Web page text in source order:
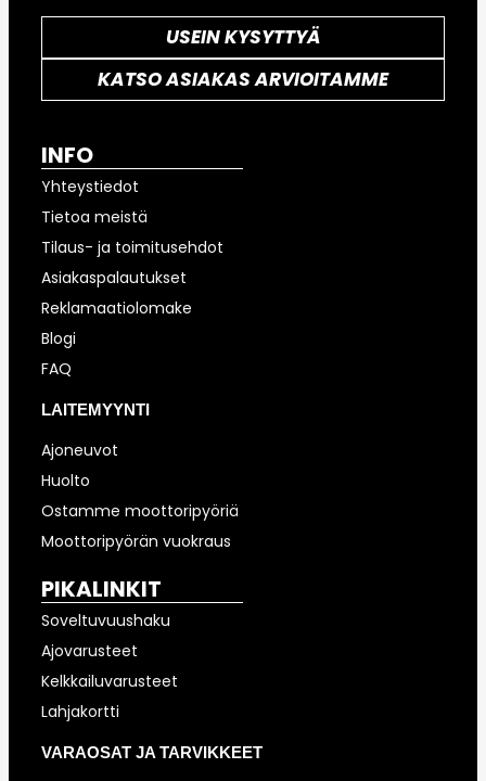
USEIN KYSYTTYÄ
KATSO ASIAKAS ARVIOITAMME
INFO
Yhteystiedot
Tietoa meistä
Tilaus- ja toimitusehdot
Asiakaspalautukset
Reklamaatiolomake
Blogi
FAQ
LAITEMYYNTI
Ajoneuvot
Huolto
Ostamme moottoripyöriä
Moottoripyörän vuokraus
PIKALINKIT
Soveltuvuushaku
Ajovarusteet
Kelkkailuvarusteet
Lahjakortti
VARAOSAT JA TARVIKKEET